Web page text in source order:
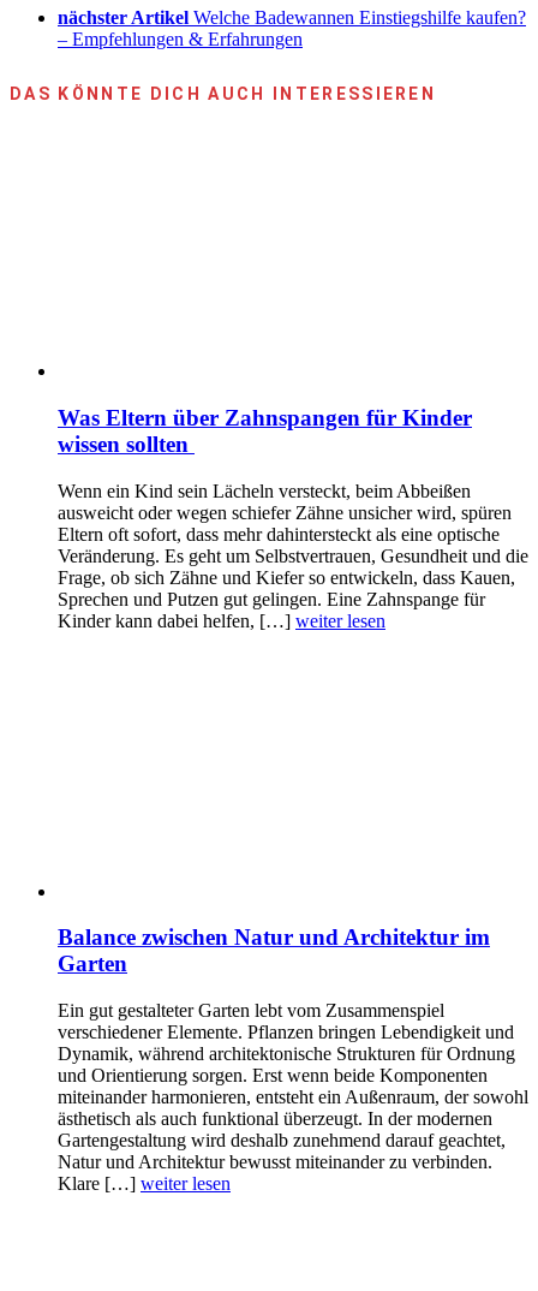
nächster Artikel Welche Badewannen Einstiegshilfe kaufen?
– Empfehlungen & Erfahrungen
DAS KÖNNTE DICH AUCH INTERESSIEREN
Was Eltern über Zahnspangen für Kinder
wissen sollten
Wenn ein Kind sein Lächeln versteckt, beim Abbeißen
ausweicht oder wegen schiefer Zähne unsicher wird, spüren
Eltern oft sofort, dass mehr dahintersteckt als eine optische
Veränderung. Es geht um Selbstvertrauen, Gesundheit und die
Frage, ob sich Zähne und Kiefer so entwickeln, dass Kauen,
Sprechen und Putzen gut gelingen. Eine Zahnspange für
Kinder kann dabei helfen, […] weiter lesen
Balance zwischen Natur und Architektur im
Garten
Ein gut gestalteter Garten lebt vom Zusammenspiel
verschiedener Elemente. Pflanzen bringen Lebendigkeit und
Dynamik, während architektonische Strukturen für Ordnung
und Orientierung sorgen. Erst wenn beide Komponenten
miteinander harmonieren, entsteht ein Außenraum, der sowohl
ästhetisch als auch funktional überzeugt. In der modernen
Gartengestaltung wird deshalb zunehmend darauf geachtet,
Natur und Architektur bewusst miteinander zu verbinden.
Klare […] weiter lesen